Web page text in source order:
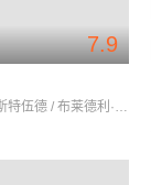
7.9
克林特·伊斯特伍德 / 布莱德利·库珀 / 劳伦斯·菲什伯恩